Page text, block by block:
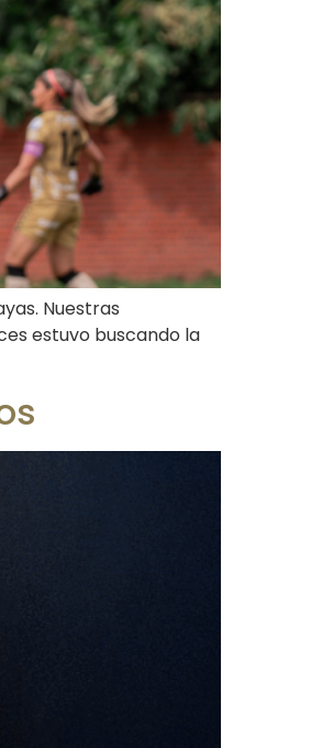
Nuestras
estuvo buscando la